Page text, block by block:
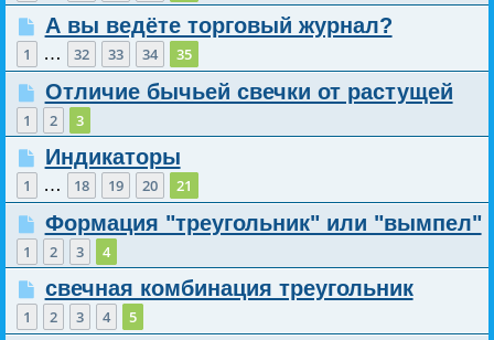
А вы ведёте торговый журнал?
1 … 32 33 34 35
Отличие бычьей свечки от растущей
1 2 3
Индикаторы
1 … 18 19 20 21
Формация "треугольник" или "вымпел"
1 2 3 4
свечная комбинация треугольник
1 2 3 4 5